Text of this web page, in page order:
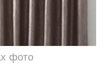
фото